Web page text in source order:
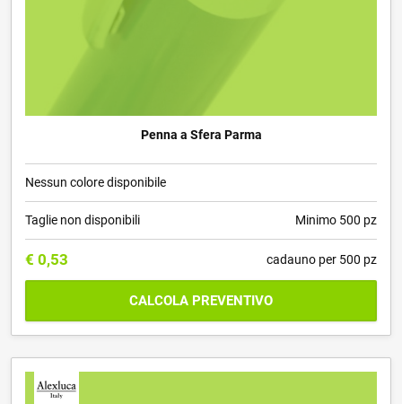
Penna a Sfera Parma
Nessun colore disponibile
Taglie non disponibili Minimo 500 pz
€ 0,53 cadauno per 500 pz
CALCOLA PREVENTIVO